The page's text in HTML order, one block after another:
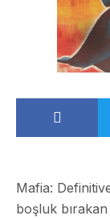
Mafia:
boşluk